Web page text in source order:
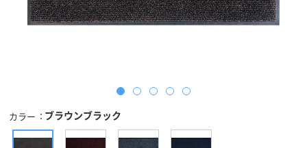
カラー ブラウンブラック